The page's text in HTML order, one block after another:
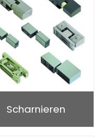
Scharnieren